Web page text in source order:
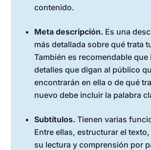
contenido.
Meta descripción. Es una
más detallada sobre qué trata
También es recomendable que
detalles que digan al público
encontrarán en ella o de qué
nuevo debe incluir la palabra
Subtítulos.Tienen varias
Entre ellas, estructurar el
su lectura y comprensión por